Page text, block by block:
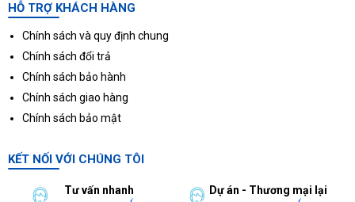
HỖ TRỢ KHÁCH HÀNG
Chính sách và quy định chung
Chính sách đổi trả
Chính sách bảo hành
Chính sách giao hàng
Chính sách bảo mật
KẾT NỐI VỚI CHÚNG TÔI
Tư vấn nhanh
Dự án - Thương mại lại